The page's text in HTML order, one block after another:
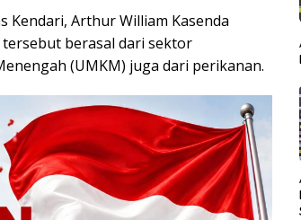
Kendari, Arthur William Kasenda
berasal dari sektor
(UMKM) juga dari perikanan.